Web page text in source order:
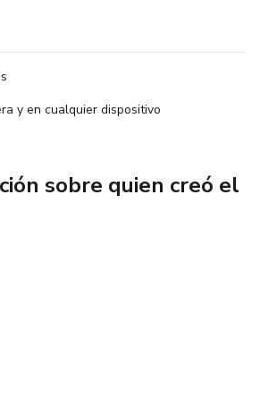
y en cualquier dispositivo
sobre quien creó el